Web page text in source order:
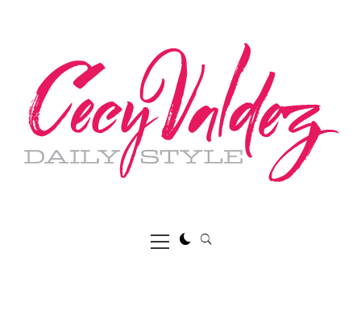
Menú
principal